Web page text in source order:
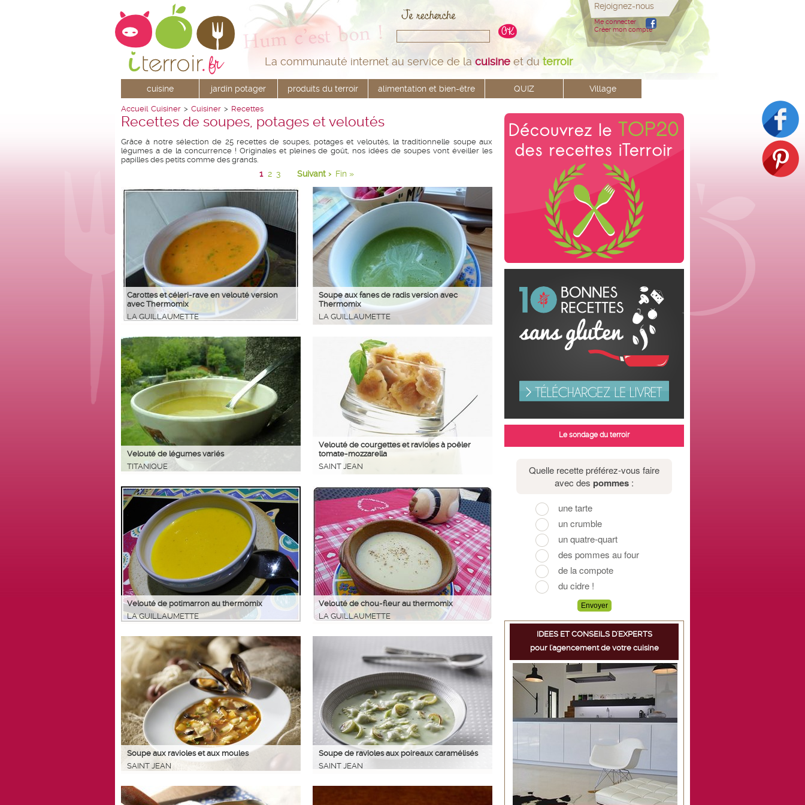
La communauté internet au service de la cuisine et duterroir
Rejoignez-nous
Me connecter
Créer mon compte
cuisine jardin potager produits du terroir alimentation et bien-être QUIZ Village
Accueil Cuisiner > Cuisiner > Recettes
Recettes de soupes, potages et veloutés
Grâce à notre sélection de 25 recettes de soupes, potages et veloutés, la traditionnelle soupe aux
légumes a de la concurrence ! Originales et pleines de goût, nos idées de soupes vont éveiller les
papilles des petits comme des grands.
1 2 3 Suivant › Fin »
Carottes et céleri-rave en velouté version
avec Thermomix
LA GUILLAUMETTE
Soupe aux fanes de radis version avec
Thermomix
LA GUILLAUMETTE
Velouté de légumes variés
TITANIQUE
Velouté de courgettes et ravioles à poêler
tomate-mozzarella
SAINT JEAN
Velouté de potimarron au thermomix
LA GUILLAUMETTE
Velouté de chou-fleur au thermomix
LA GUILLAUMETTE
Soupe aux ravioles et aux moules
SAINT JEAN
Soupe de ravioles aux poireaux caramélisés
SAINT JEAN
Le sondage du terroir
IDEES ET CONSEILS D'EXPERTS
pour l'agencement de votre cuisine